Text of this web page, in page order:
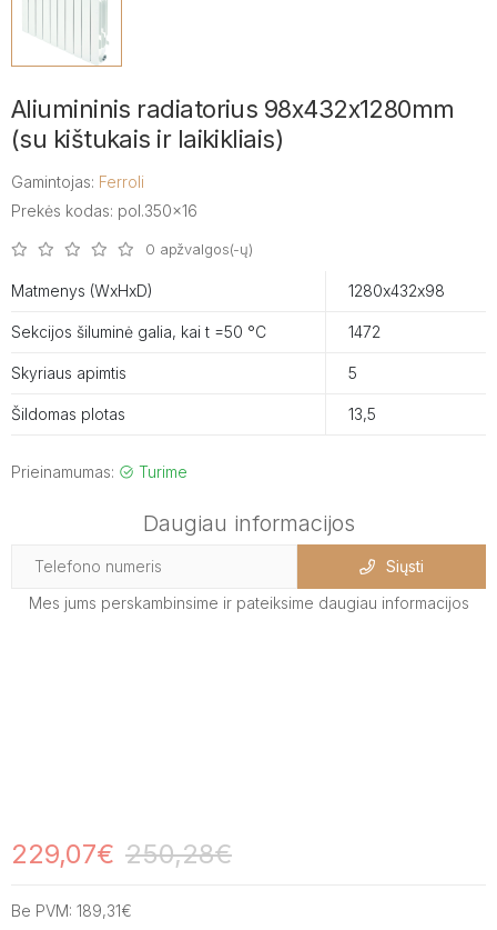
Aliumininis radiatorius 98x432x1280mm
(su kištukais ir laikikliais)
Gamintojas: Ferroli
Prekės kodas: pol.350x16
0 apžvalgos(-ų)
Matmenys (WxHxD) 1280х432х98
Sekcijos šiluminė galia, kai t =50 °C 1472
Skyriaus apimtis 5
Šildomas plotas 13,5
Prieinamumas: Turime
Daugiau informacijos
Siųsti
Mes jums perskambinsime ir pateiksime daugiau informacijos
229,07€ 250,28€
Be PVM: 189,31€